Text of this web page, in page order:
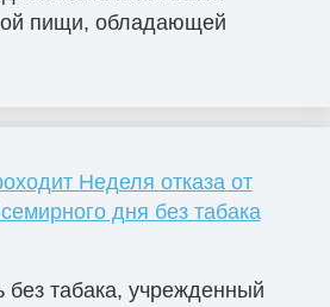
пищи, обладающей
Неделя отказа от
дня без табака
табака, учрежденный